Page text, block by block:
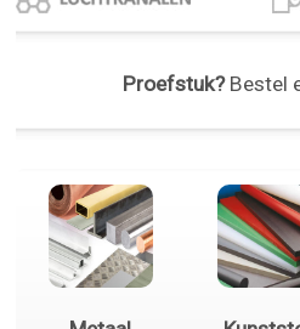
Proefstuk?Bestel